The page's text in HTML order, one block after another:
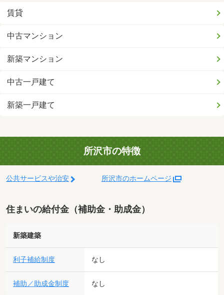
賃貸
中古マンション
新築マンション
中古一戸建て
新築一戸建て
所沢市の特徴
公共サービスや治安 所沢市のホームページ
住まいの給付金（補助金・助成金）
新築建築
利子補給制度 なし
補助／助成金制度 なし